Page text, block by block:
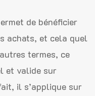
de bénéficier
achats, et cela quel
termes, ce
et valide sur
il s’applique sur